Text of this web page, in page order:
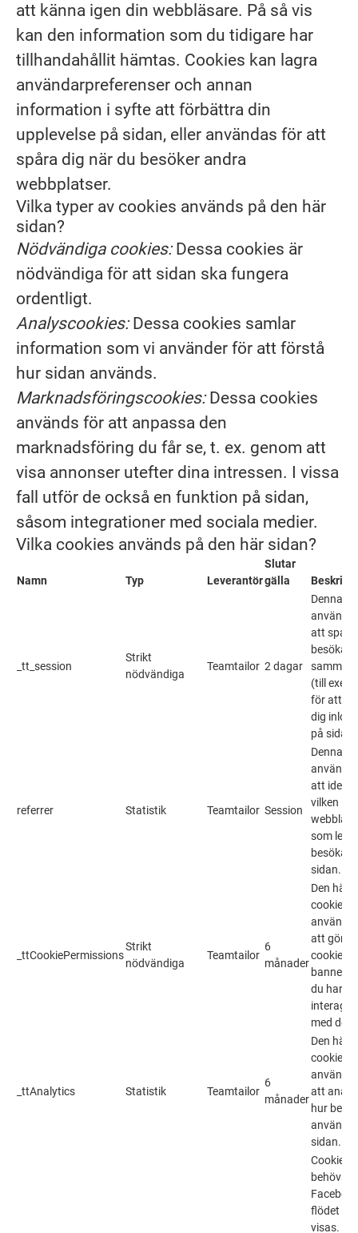
att känna igen din webbläsare. På så vis
kan den information som du tidigare har
tillhandahållit hämtas. Cookies kan lagra
användarpreferenser och annan
information i syfte att förbättra din
upplevelse på sidan, eller användas för att
spåra dig när du besöker andra
webbplatser.
Vilka typer av cookies används på den här
sidan?
Nödvändiga cookies:Dessa cookies är
nödvändiga för att sidan ska fungera
ordentligt.
Analyscookies:Dessa cookies samlar
information som vi använder för att förstå
hur sidan används.
Marknadsföringscookies:Dessa cookies
används för att anpassa den
marknadsföring du får se, t. ex. genom att
visa annonser utefter dina intressen. I vissa
fall utför de också en funktion på sidan,
såsom integrationer med sociala medier.
Vilka cookies används på den här sidan?
Namn Typ Leverantör
Slutar
gälla
_tt_session
Strikt
nödvändiga
Teamtailor 2 dagar
Denna
används
att spara
(till
för att
dig
på
referrer Statistik Teamtailor Session
Denna
används
att
vilken
webblänk
som leder
sidan.
_ttCookiePermissions
Strikt
nödvändiga
Teamtailor
6
månader
Den här
cookien
används
att
cookie-
bannern
du har
med den.
_ttAnalytics Statistik Teamtailor
6
månader
Den här
cookien
används
att
hur
använder
sidan.
Cookien
behövs
flödet
visas.